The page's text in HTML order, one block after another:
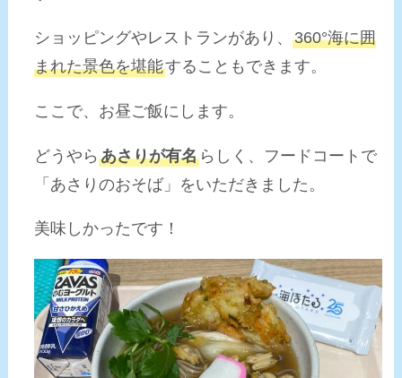
ショッピングやレストランがあり、360°海に囲
まれた景色を堪能することもできます。
ここで、お昼ご飯にします。
どうやらあさりが有名 らしく、フードコートで
「あさりのおそば」をいただきました。
美味しかったです！